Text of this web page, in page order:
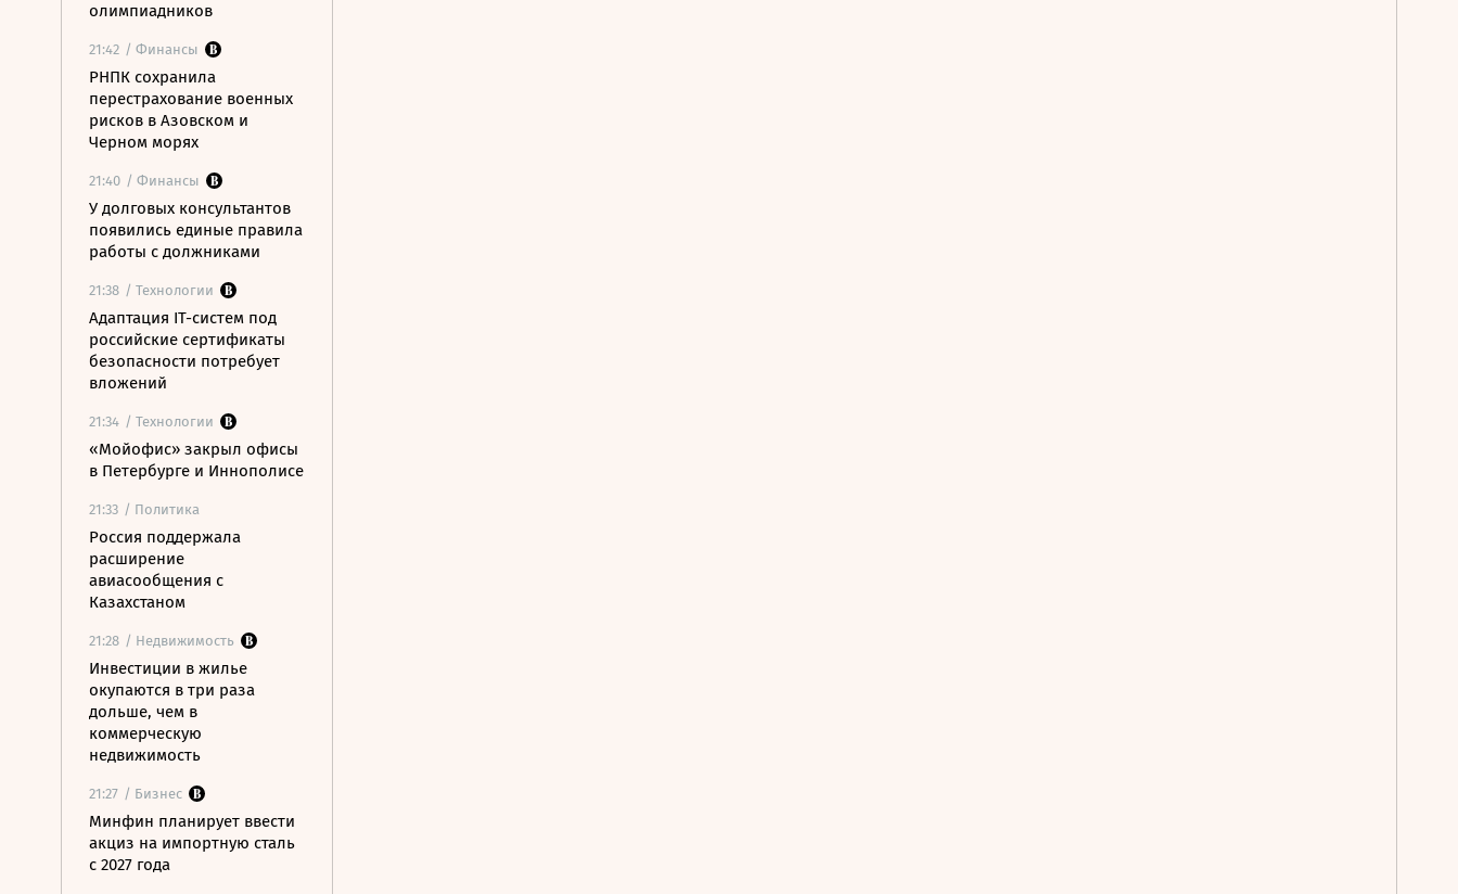
олимпиадников
21:42 / Финансы
РНПК сохранила
перестрахование военных
рисков в Азовском и
Черном морях
21:40 / Финансы
У долговых консультантов
появились единые правила
работы с должниками
21:38 / Технологии
Адаптация IT-систем под
российские сертификаты
безопасности потребует
вложений
21:34 / Технологии
«Мойофис» закрыл офисы
в Петербурге и Иннополисе
21:33 / Политика
Россия поддержала
расширение
авиасообщения с
Казахстаном
21:28 / Недвижимость
Инвестиции в жилье
окупаются в три раза
дольше, чем в
коммерческую
недвижимость
21:27 / Бизнес
Минфин планирует ввести
акциз на импортную сталь
с 2027 года